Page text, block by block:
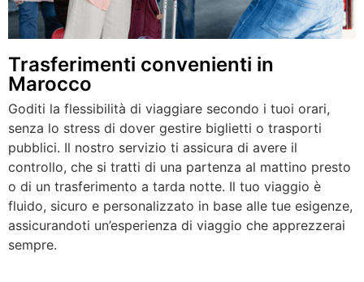
Trasferimenti convenienti in
Marocco
Goditi la flessibilità di viaggiare secondo i tuoi orari,
senza lo stress di dover gestire biglietti o trasporti
pubblici. Il nostro servizio ti assicura di avere il
controllo, che si tratti di una partenza al mattino presto
o di un trasferimento a tarda notte. Il tuo viaggio è
fluido, sicuro e personalizzato in base alle tue esigenze,
assicurandoti un’esperienza di viaggio che apprezzerai
sempre.